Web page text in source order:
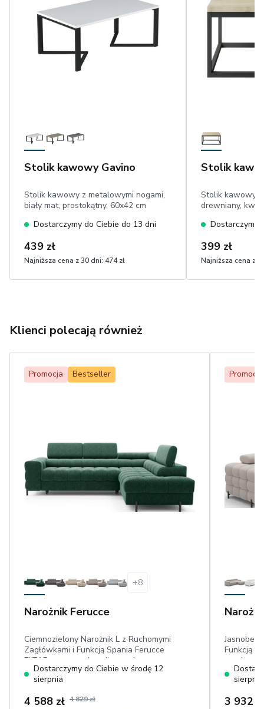
Stolik kawowy Gavino
Stolik kawowy z metalowymi nogami,
biały mat, prostokątny, 60x42 cm
Dostarczymy do Ciebie do 13 dni
439 zł
Najniższa cena z 30 dni: 474 zł
Stolik
Stolik kawowy
drewniany,
Dostarczymy
399 zł
Najniższa cena z
Klienci polecają również
Promocja Bestseller
+8
Narożnik Ferucce
Ciemnozielony Narożnik L z Ruchomymi
Zagłówkami i Funkcją Spania Ferucce
ELTAP, prawy, pojemnik, wymiar
posłania: 123x193 cm, welur przyjemny
w dotyku
Dostarczymy do Ciebie w środę 12
sierpnia
4 588 zł 4 829 zł
Promocja
Funkcją
pojemnik
sierpnia
3 932